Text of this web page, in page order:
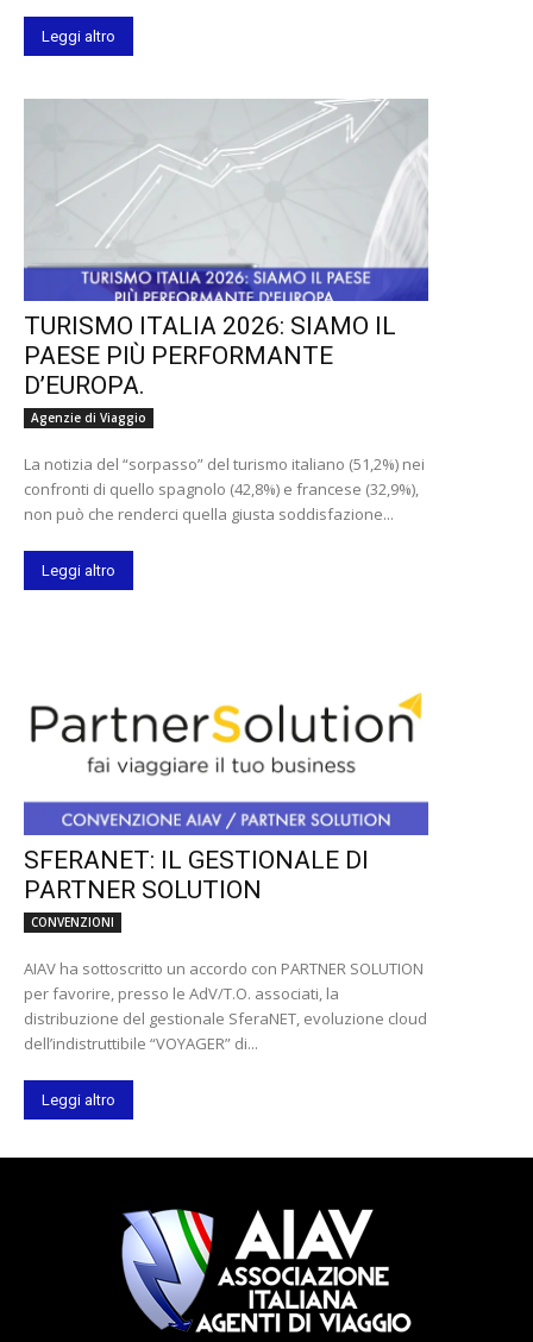
Leggi altro
TURISMO ITALIA 2026: SIAMO IL
PAESE PIÙ PERFORMANTE
D’EUROPA.
Agenzie di Viaggio
La notizia del “sorpasso” del turismo italiano (51,2%) nei
confronti di quello spagnolo (42,8%) e francese (32,9%),
non può che renderci quella giusta soddisfazione...
Leggi altro
SFERANET: IL GESTIONALE DI
PARTNER SOLUTION
CONVENZIONI
AIAV ha sottoscritto un accordo con PARTNER SOLUTION
per favorire, presso le AdV/T.O. associati, la
distribuzione del gestionale SferaNET, evoluzione cloud
dell’indistruttibile “VOYAGER” di...
Leggi altro